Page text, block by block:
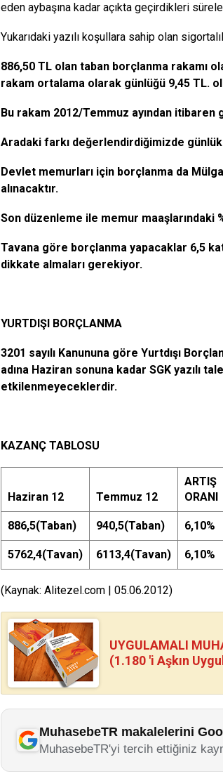
eden aybaşına kadar açıkta geçirdikleri
Yukarıdaki yazılı koşullara sahip olan
886,50 TL olan taban borçlanma rakamı
rakam ortalama olarak günlüğü 9,45 TL.
Bu rakam 2012/Temmuz ayından
Aradaki farkı değerlendirdiğimizde
Devlet memurları için borçlanma da
alınacaktır.
Son düzenleme ile memur maaşlarındaki
Tavana göre borçlanma yapacaklar 6,5
dikkate almaları gerekiyor.
YURTDIŞI BORÇLANMA
3201 sayılı Kanununa göre Yurtdışı
adına Haziran sonuna kadar SGK yazılı
etkilenmeyeceklerdir.
KAZANÇ TABLOSU
Haziran 12 Temmuz 12
ARTIŞ
ORANI
886,5(Taban) 940,5(Taban) 6,10%
5762,4(Tavan) 6113,4(Tavan) 6,10%
(Kaynak: Alitezel.com | 05.06.2012)
UYGULAMALI
(1.180 'i Aşkın
MuhasebeTR makalelerini
MuhasebeTR'yi tercih ettiğiniz